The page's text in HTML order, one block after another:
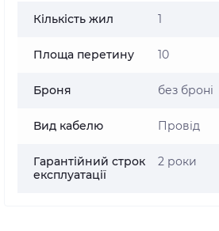
Кількість жил 1
Площа перетину 10
Броня без броні
Вид кабелю Провід
Гарантійний строк
експлуатації
2 роки